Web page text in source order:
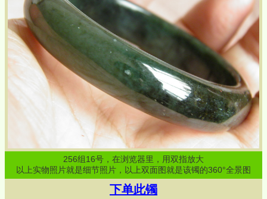
256组16号，在浏览器里，用双指放大
以上实物照片就是细节照片，以上双面图就是该镯的360°全景图
下单此镯